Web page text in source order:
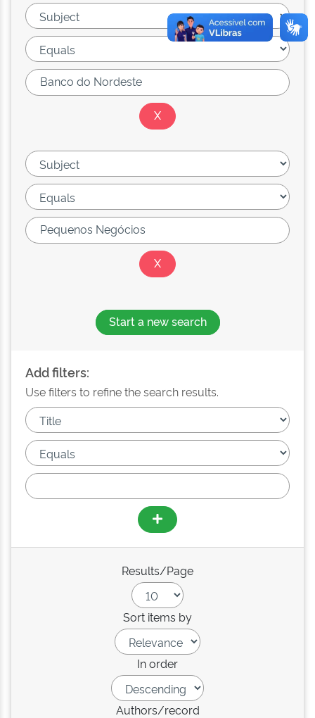
Start a new search
Add filters:
Use filters to refine the search results.
Results/Page
Sort items by
In order
Authors/record